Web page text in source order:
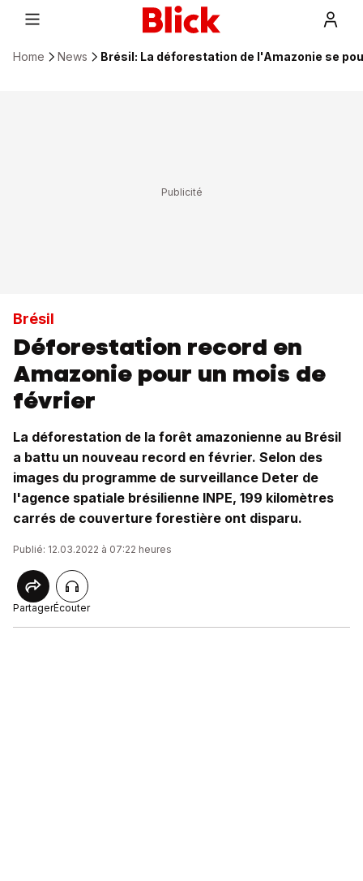
Home News Brésil: La déforestation de l'Amazonie se
Brésil
Déforestation record en
Amazonie pour un mois de
février
La déforestation de la forêt amazonienne au Brésil
a battu un nouveau record en février. Selon des
images du programme de surveillance Deter de
l'agence spatiale brésilienne INPE, 199 kilomètres
carrés de couverture forestière ont disparu.
Publié: 12.03.2022 à 07:22 heures
PartagerÉcouter